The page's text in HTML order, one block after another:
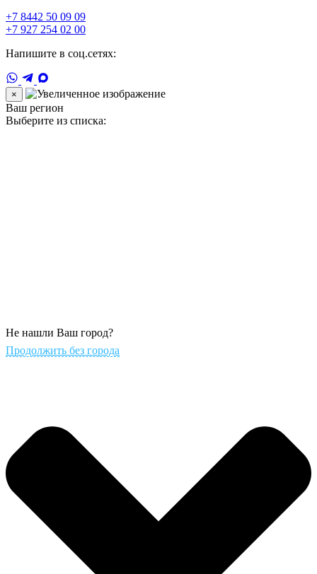
+7 8442 50 09 09
+7 927 254 02 00
Напишите в соц.сетях:
×
Ваш регион
Выберите из списка:
Не нашли Ваш город?
Продолжить без города